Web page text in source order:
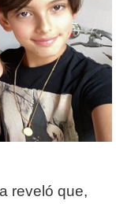
reveló que,